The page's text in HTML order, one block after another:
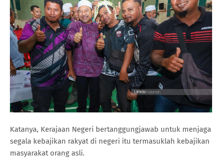
Katanya, Kerajaan Negeri bertanggungjawab untuk menjaga
segala kebajikan rakyat di negeri itu termasuklah kebajikan
masyarakat orang asli.